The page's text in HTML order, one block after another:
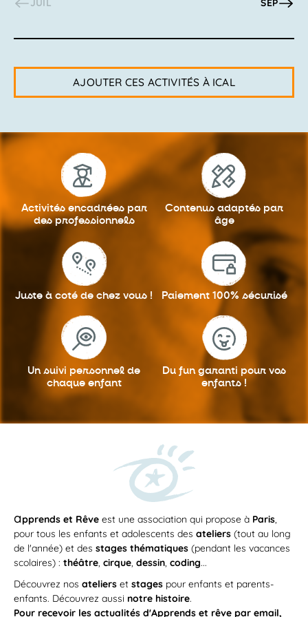
JUIL SEP
AJOUTER CES ACTIVITÉS À ICAL
Activités encadrées par
des professionnels
Contenus adaptés par
âge
Juste à coté de chez vous ! Paiement 100% sécurisé
Un suivi personnel de
chaque enfant
Du fun garanti pour vos
enfants !
apprends et Rêve est une association qui propose à Paris,
pour tous les enfants et adolescents des ateliers (tout au long
de l'année) et des stages thématiques (pendant les vacances
scolaires) : théâtre, cirque, dessin, coding...
Découvrez nos ateliers et stages pour enfants et parents-
enfants. Découvrez aussi notre histoire.
Pour recevoir les actualités d'Apprends et rêve par email,